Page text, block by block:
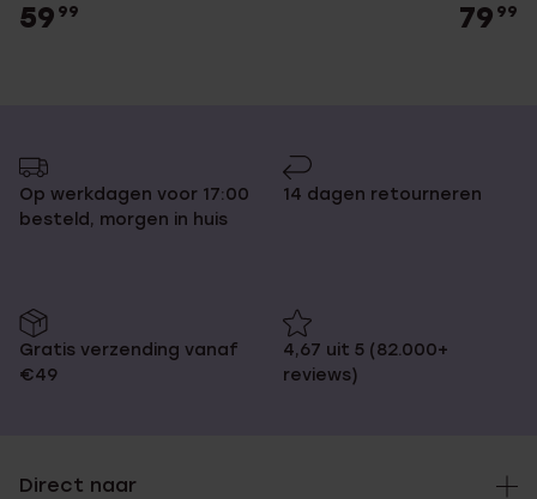
59 99 79 99
Op werkdagen voor 17:00
besteld, morgen in huis
14 dagen retourneren
Gratis verzending vanaf
€49
4,67 uit 5 (82.000+
reviews)
Direct naar